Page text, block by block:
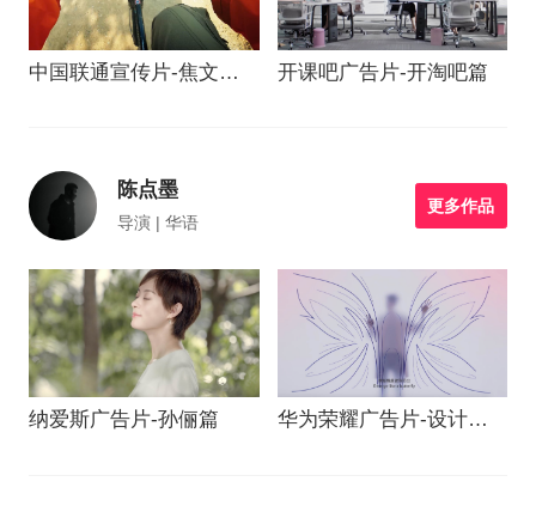
中国联通宣传片-焦文俊
开课吧广告片-开淘吧篇
陈点墨
导演 | 华语
更多作品
纳爱斯广告片-孙俪篇
华为荣耀广告片-设计师